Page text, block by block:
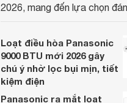
2026, mang đến lựa chọn
tượng.
Loạt điều hòa Panasonic
9000 BTU mới 2026 gây
chú ý nhờ lọc bụi mịn, tiết
kiệm điện
Panasonic ra mắt loạt